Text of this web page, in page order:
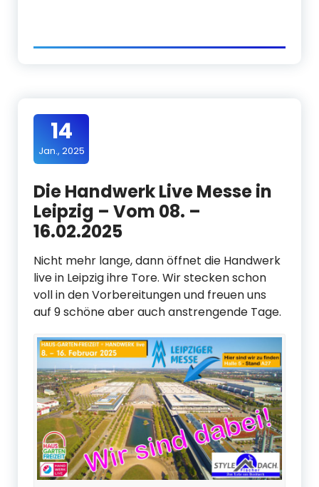
14
Jan., 2025
Die Handwerk Live Messe in
Leipzig – Vom 08. –
16.02.2025
Nicht mehr lange, dann öffnet die Handwerk
live in Leipzig ihre Tore. Wir stecken schon
voll in den Vorbereitungen und freuen uns
auf 9 schöne aber auch anstrengende Tage.